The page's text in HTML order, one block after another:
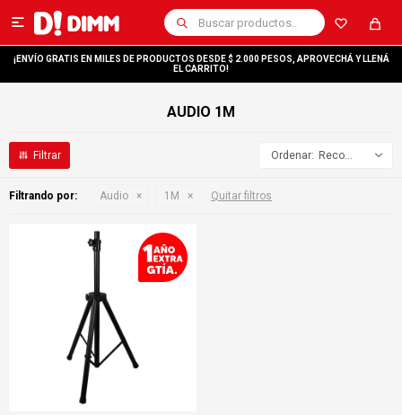

¡ENVÍO GRATIS EN MILES DE PRODUCTOS DESDE $ 2.000 PESOS, APROVECHÁ Y LLENÁ
EL CARRITO!
AUDIO 1M
Recomendados
Filtrando por: Audio 1M Quitar filtros